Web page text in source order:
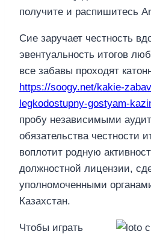
получите и распишитесь
Сие заручает честность
эвентуальность итогов
все забавы проходят
https://soogy.net/kakie-
legkodostupny-gostyam-
пробу независимыми
обязательства честности
воплотит родную
должностной лицензии,
уполномоченными
Казахстан.
Чтобы играть